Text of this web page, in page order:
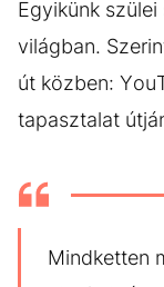
Egyikünk
világban.
út közben:
tapasztalat
Mindketten